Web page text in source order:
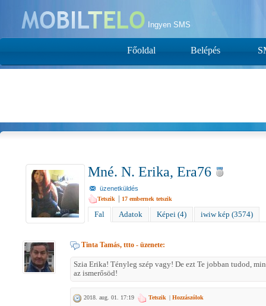
Ingyen SMS
Mné. N. Erika, Era76
üzenetküldés
Tetszik | 17 embernek tetszik
Fal Adatok Képei (4) iwiw kép (3574)
Tinta Tamás, ttto - üzenete:
Szia Erika! Tényleg szép vagy! De ezt Te jobban tudod,
az ismerősöd!
2018. aug. 01. 17:19 Tetszik | Hozzászólok
Főoldal Belépés